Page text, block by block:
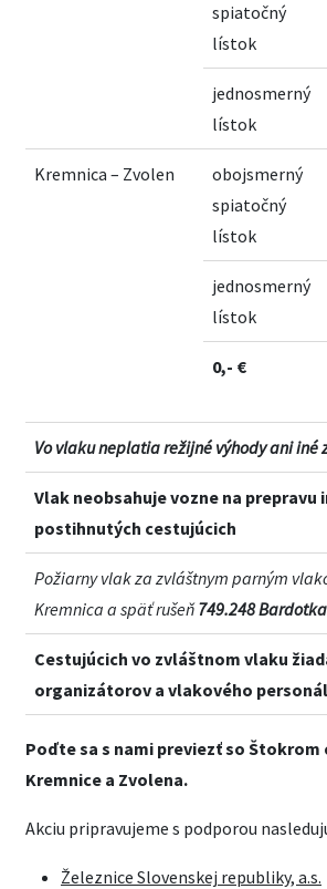
spiatočný
lístok
jednosmerný
lístok
Kremnica – Zvolen
obojsmerný
spiatočný
lístok
jednosmerný
lístok
0,- €
Vo vlaku neplatia režijné výhody ani iné
Vlak neobsahuje vozne na
postihnutých cestujúcich
Požiarny vlak za zvláštnym parným
Kremnica a späť rušeň749.248 Bardotka
Cestujúcich vo zvláštnom vlaku
organizátorov a vlakového
Poďtesa s nami previezť so Štokrom
Kremnice a Zvolena.
Akciu pripravujeme s podporou
Železnice Slovenskej republiky, a.s.